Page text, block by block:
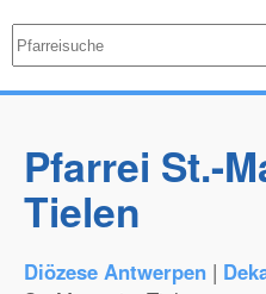
Pfarrei St.-
Tielen
Diözese Antwerpen |